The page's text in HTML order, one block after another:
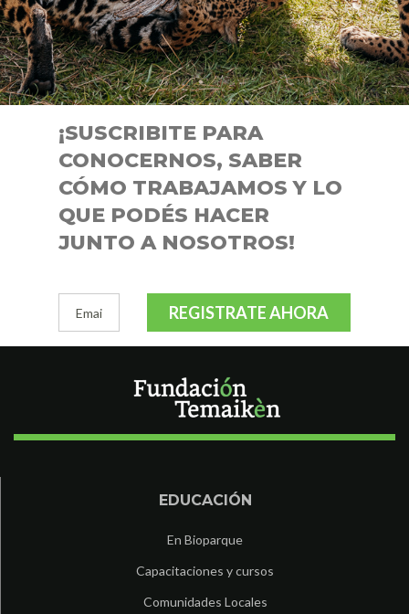
AYUDÁ A CONSERVAR EL CIERVO
Lorem ante, dapibus in, viverra quis, feugiat a, tellus.
ultricies nisi vel augue.
¡EN AGADECIMIENTO, PODRÁS VISITAR EL
COLABORÁ
¡SUSCRIBITE PARA
CONOCERNOS, SABER
CÓMO TRABAJAMOS Y LO
QUE PODÉS HACER
JUNTO A NOSOTROS!
REGISTRATE AHORA
EDUCACIÓN
En Bioparque
Capacitaciones y cursos
Comunidades Locales